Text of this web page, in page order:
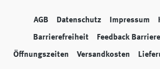
AGB Datenschutz Impressum
Barrierefreiheit Feedback
Öffnungszeiten Versandkosten